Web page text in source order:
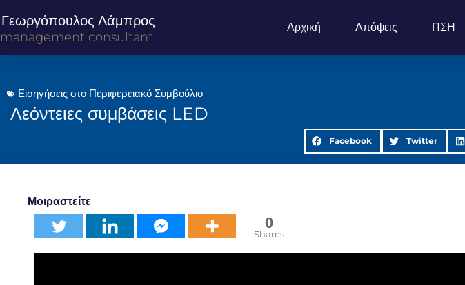
Γεωργόπουλος Λάμπρος
management consultant
Αρχική Απόψεις ΠΣΗ
Εισηγήσεις στο Περιφερειακό Συμβούλιο
Λεόντειες συμβάσεις LED
Facebook Twitter
Μοιραστείτε
0
Shares